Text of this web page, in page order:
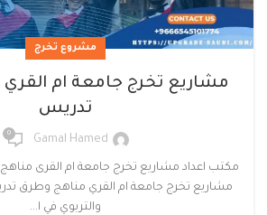
مشروع تخرج
مشاريع تخرج جامعة ام
تدريس
Gamal Hamed
0
مكتب اعداد مشاريع تخرج جامعة ام القرى
مشاريع تخرج جامعة ام القري مناهج وطرق
والتربوي في ا...